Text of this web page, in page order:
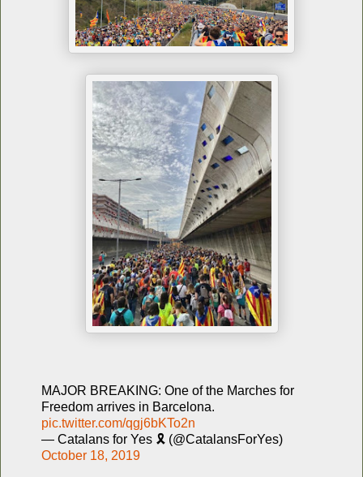
MAJOR BREAKING: One of the Marches for
Freedom arrives in Barcelona.
pic.twitter.com/qgj6bKTo2n
— Catalans for Yes 🎗 (@CatalansForYes)
October 18, 2019